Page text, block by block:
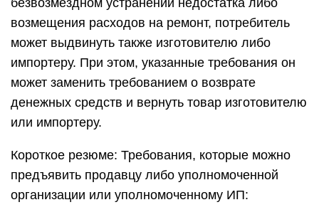
безвозмездном устранении недостатка либо
возмещения расходов на ремонт, потребитель
может выдвинуть также изготовителю либо
импортеру. При этом, указанные требования он
может заменить требованием о возврате
денежных средств и вернуть товар изготовителю
или импортеру.
Короткое резюме: Требования, которые можно
предъявить продавцу либо уполномоченной
организации или уполномоченному ИП: